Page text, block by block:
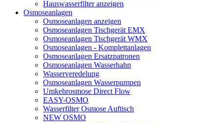
Hauswasserfilter anzeigen
Osmoseanlagen
Osmoseanlagen anzeigen
Osmoseanlagen Tischgerät EMX
Osmoseanlagen Tischgerät WMX
Osmoseanlagen - Komplettanlagen
Osmoseanlagen Ersatzpatronen
Osmoseanlagen Wasserhahn
Wasserveredelung
Osmoseanlagen Wasserpumpen
Umkehrosmose Direct Flow
EASY-OSMO
Wasserfilter Osmose Auftisch
NEW OSMO